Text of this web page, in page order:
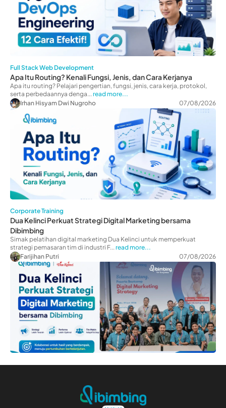
Full Stack Web Development
Apa Itu Routing? Kenali Fungsi, Jenis, dan Cara Kerjanya
Apa itu routing? Pelajari pengertian, fungsi, jenis, cara kerja, protokol,
serta perbedaannya denga...read more...
Irhan Hisyam Dwi Nugroho
07/08/2026
Corporate Training
Dua Kelinci Perkuat Strategi Digital Marketing bersama
Dibimbing
Simak pelatihan digital marketing Dua Kelinci untuk memperkuat
strategi pemasaran tim di industri F...read more...
Farijihan Putri
07/08/2026